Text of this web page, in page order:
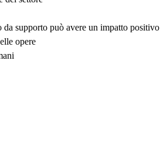
da supporto può avere un impatto positivo
opere